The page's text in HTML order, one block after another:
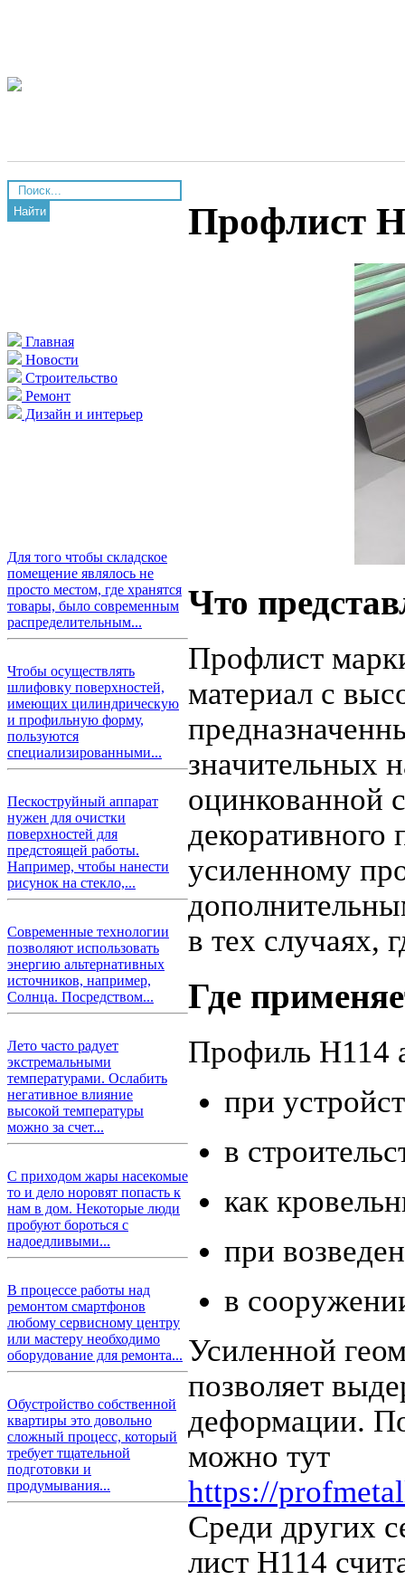
Найти
Главная
Новости
Строительство
Ремонт
Дизайн и интерьер
Для того чтобы складское
помещение являлось не
просто местом, где хранятся
товары, было современным
распределительным...
Чтобы осуществлять
шлифовку поверхностей,
имеющих цилиндрическую
и профильную форму,
пользуются
специализированными...
Пескоструйный аппарат
нужен для очистки
поверхностей для
предстоящей работы.
Например, чтобы нанести
рисунок на стекло,...
Современные технологии
позволяют использовать
энергию альтернативных
источников, например,
Солнца. Посредством...
Лето часто радует
экстремальными
температурами. Ослабить
негативное влияние
высокой температуры
можно за счет...
С приходом жары насекомые
то и дело норовят попасть к
нам в дом. Некоторые люди
пробуют бороться с
надоедливыми...
В процессе работы над
ремонтом смартфонов
любому сервисному центру
или мастеру необходимо
оборудование для ремонта...
Обустройство собственной
квартиры это довольно
сложный процесс, который
требует тщательной
подготовки и
продумывания...
Профлист
Что
Профлист
материал с
значительных
оцинкованной
декоративного
усиленному
в тех случаях,
Где
Профиль H114
при
в
как
при
в
Усиленной
позволяет
деформации.
можно тут
https://
Среди других
лист Н114